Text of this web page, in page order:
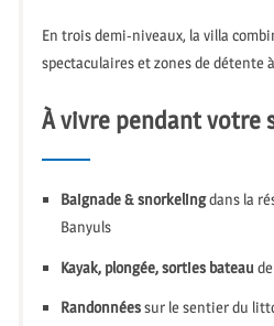
En trois demi-niveaux, la villa
spectaculaires et zones de détente
À vivre pendant votre
Baignade & snorkelingdans la
Banyuls
Kayak, plongée, sorties bateau
Randonnéessur le sentier du